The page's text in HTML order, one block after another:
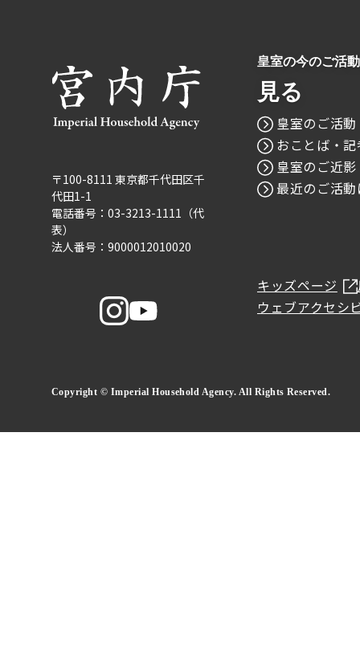
〒100-8111 東京都千代田区千
代田1-1
電話番号：03-3213-1111（代
表）
法人番号：9000012010020
皇室の今のご活
見る
皇室のご活
おことば・
皇室のご近影
最近のご活
キッズページ
ウェブアクセシ
Copyright © Imperial Household Agency. All Rights Reserved.